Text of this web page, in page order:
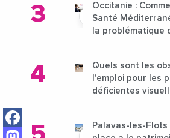
Facebook
Occitanie :
Santé
la problématique
Quels sont les
l’emploi pour les
déficientes
Palavas-les-Flots